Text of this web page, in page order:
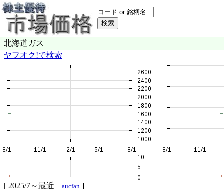
北海道ガス
ヤフオク!で検索
[ 2025/7～最近 | aucfan ]